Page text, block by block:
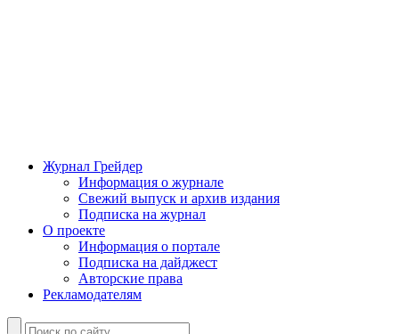
Журнал Грейдер
Информация о журнале
Свежий выпуск и архив издания
Подписка на журнал
О проекте
Информация о портале
Подписка на дайджест
Авторские права
Рекламодателям